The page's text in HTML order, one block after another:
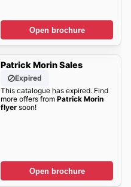
Open brochure
Patrick Morin Sales
Expired
This catalogue has expired. Find
more offers from Patrick Morin
flyersoon!
Open brochure